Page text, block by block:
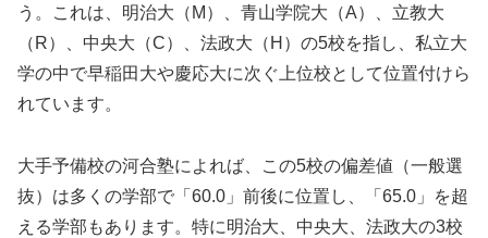
う。これは、明治大（M）、青山学院大（A）、立教大
（R）、中央大（C）、法政大（H）の5校を指し、私立大
学の中で早稲田大や慶応大に次ぐ上位校として位置付けら
れています。
大手予備校の河合塾によれば、この5校の偏差値（一般選
抜）は多くの学部で「60.0」前後に位置し、「65.0」を超
える学部もあります。特に明治大、中央大、法政大の3校